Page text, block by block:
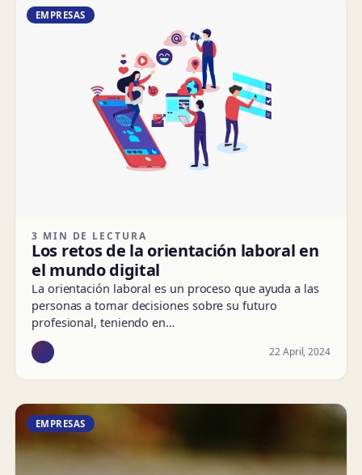
EMPRESAS
3 MIN DE LECTURA
Los retos de la orientación laboral en
el mundo digital
La orientación laboral es un proceso que ayuda a las
personas a tomar decisiones sobre su futuro
profesional, teniendo en…
22 April, 2024
EMPRESAS